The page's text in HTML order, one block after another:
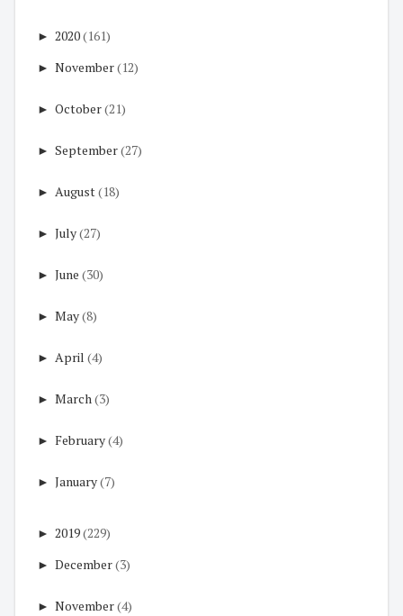
► 2020(161)
► November(12)
► October(21)
► September(27)
► August(18)
► July(27)
► June (30)
► May(8)
► April (4)
► March(3)
► February(4)
► January(7)
► 2019(229)
► December(3)
► November(4)